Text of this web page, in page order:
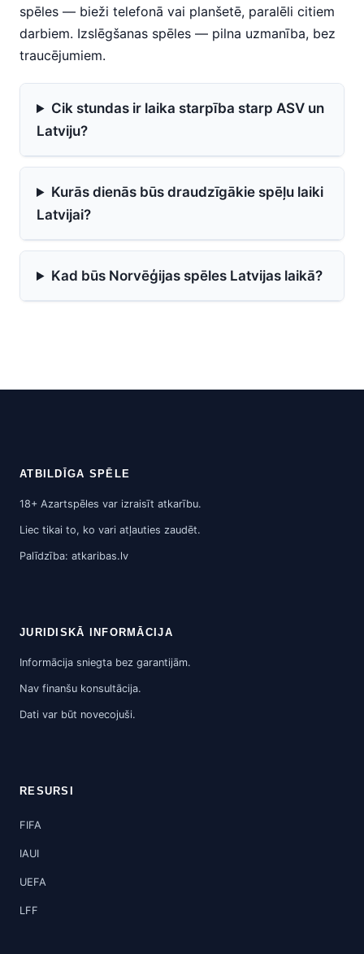
spēles — bieži telefonā vai planšetē, paralēli citiem
darbiem. Izslēgšanas spēles — pilna uzmanība, bez
traucējumiem.
Cik stundas ir laika starpība starp ASV un
Latviju?
Kurās dienās būs draudzīgākie spēļu laiki
Latvijai?
Kad būs Norvēģijas spēles Latvijas laikā?
ATBILDĪGA SPĒLE
18+ Azartspēles var izraisīt atkarību.
Liec tikai to, ko vari atļauties zaudēt.
Palīdzība: atkaribas.lv
JURIDISKĀ INFORMĀCIJA
Informācija sniegta bez garantijām.
Nav finanšu konsultācija.
Dati var būt novecojuši.
RESURSI
FIFA
IAUI
UEFA
LFF